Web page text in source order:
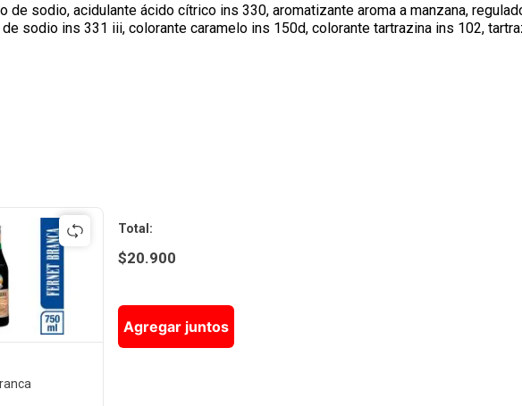
de sodio, acidulante ácido cítrico ins 330, aromatizante aroma a manzana,
sodio ins 331 iii, colorante caramelo ins 150d, colorante tartrazina ins 102,
Total:
$20.900
Agregar juntos